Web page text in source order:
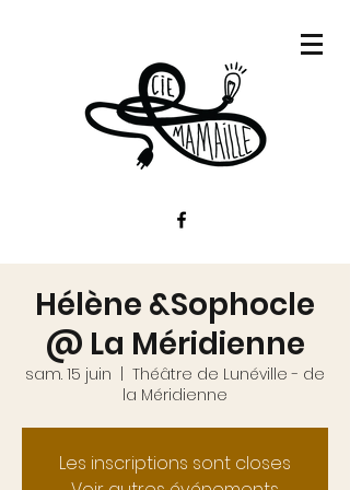
Hélène &Sophocle
@ La Méridienne
sam. 15 juin
Théâtre de Lunéville - de
la Méridienne
Les inscriptions sont closes